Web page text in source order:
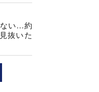
ない…約
抜いた